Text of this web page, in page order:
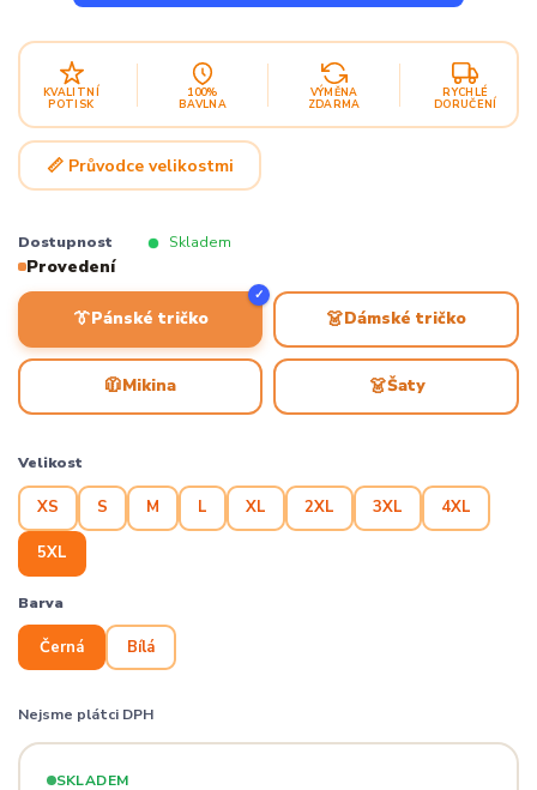
KVALITNÍ
POTISK
100%
BAVLNA
VÝMĚNA
ZDARMA
RYCHLÉ
DORUČENÍ
📏 Průvodce velikostmi
Dostupnost Skladem
Provedení
👔Pánské tričko
✓
👗Dámské tričko
🧥Mikina 👗Šaty
Velikost
XS S M L XL 2XL 3XL 4XL
5XL
Barva
Černá Bílá
Nejsme plátci DPH
SKLADEM